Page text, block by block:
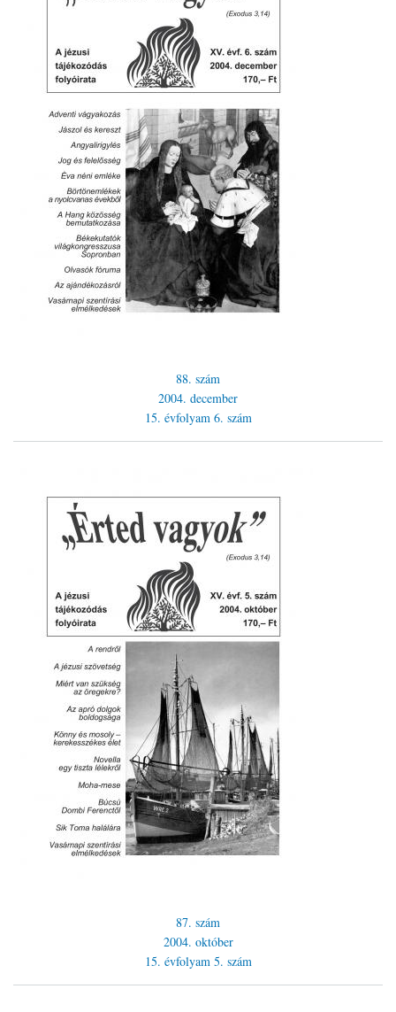
88. szám
2004. december
15. évfolyam 6. szám
87. szám
2004. október
15. évfolyam 5. szám